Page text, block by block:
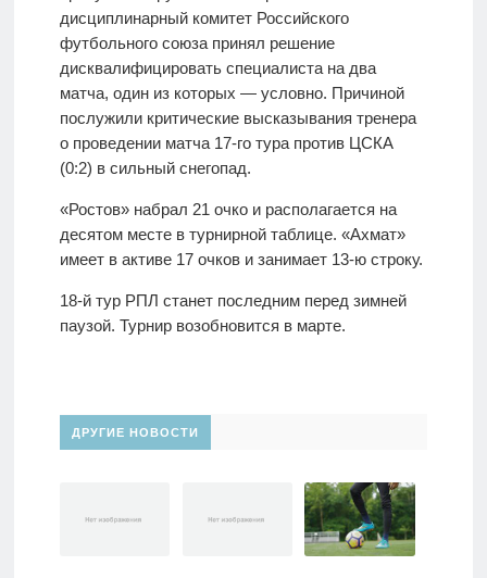
дисциплинарный комитет Российского
футбольного союза принял решение
дисквалифицировать специалиста на два
матча, один из которых — условно. Причиной
послужили критические высказывания тренера
о проведении матча 17-го тура против ЦСКА
(0:2) в сильный снегопад.
«Ростов» набрал 21 очко и располагается на
десятом месте в турнирной таблице. «Ахмат»
имеет в активе 17 очков и занимает 13-ю строку.
18-й тур РПЛ станет последним перед зимней
паузой. Турнир возобновится в марте.
ДРУГИЕ НОВОСТИ